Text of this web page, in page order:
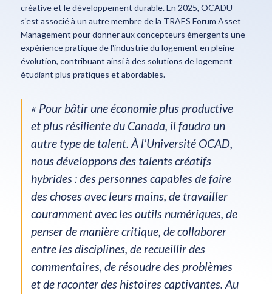
créative et le développement durable. En 2025, OCADU
s'est associé à un autre membre de la TRAES Forum Asset
Management pour donner aux concepteurs émergents une
expérience pratique de l'industrie du logement en pleine
évolution, contribuant ainsi à des solutions de logement
étudiant plus pratiques et abordables.
« Pour bâtir une économie plus productive
et plus résiliente du Canada, il faudra un
autre type de talent. À l'Université OCAD,
nous développons des talents créatifs
hybrides : des personnes capables de faire
des choses avec leurs mains, de travailler
couramment avec les outils numériques, de
penser de manière critique, de collaborer
entre les disciplines, de recueillir des
commentaires, de résoudre des problèmes
et de raconter des histoires captivantes. Au